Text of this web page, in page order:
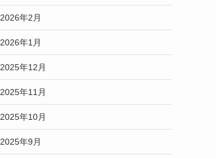
2026年2月
2026年1月
2025年12月
2025年11月
2025年10月
2025年9月